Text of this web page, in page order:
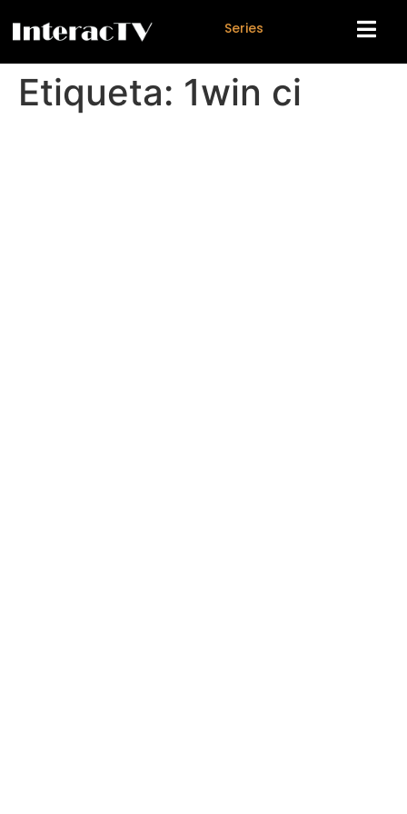
Series
Etiqueta: 1win ci